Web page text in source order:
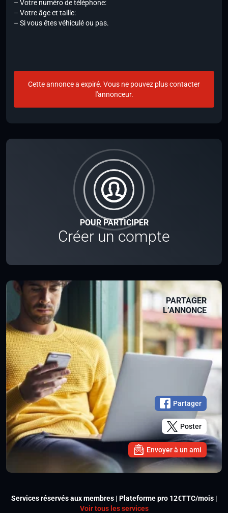
POUR PARTICIPER
Créer un compte
PARTAGER
L’ANNONCE
Partager
Poster
Envoyer à un ami
– Votre numéro de téléphone:
– Votre âge et taille:
– Si vous êtes véhiculé ou pas.
Cette annonce a expiré. Vous ne pouvez plus contacter
l'annonceur.
Services réservés aux membres | Plateforme pro 12€TTC/mois |
Voir tous les services